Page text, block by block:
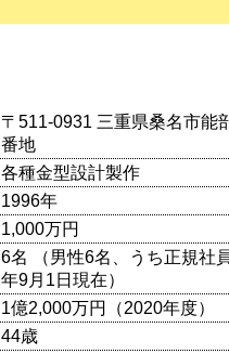
〒511-0931 三重県桑名市能
番地
各種金型設計製作
1996年
1,000万円
6名 （男性6名、うち正規社
年9月1日現在）
1億2,000万円（2020年度）
44歳